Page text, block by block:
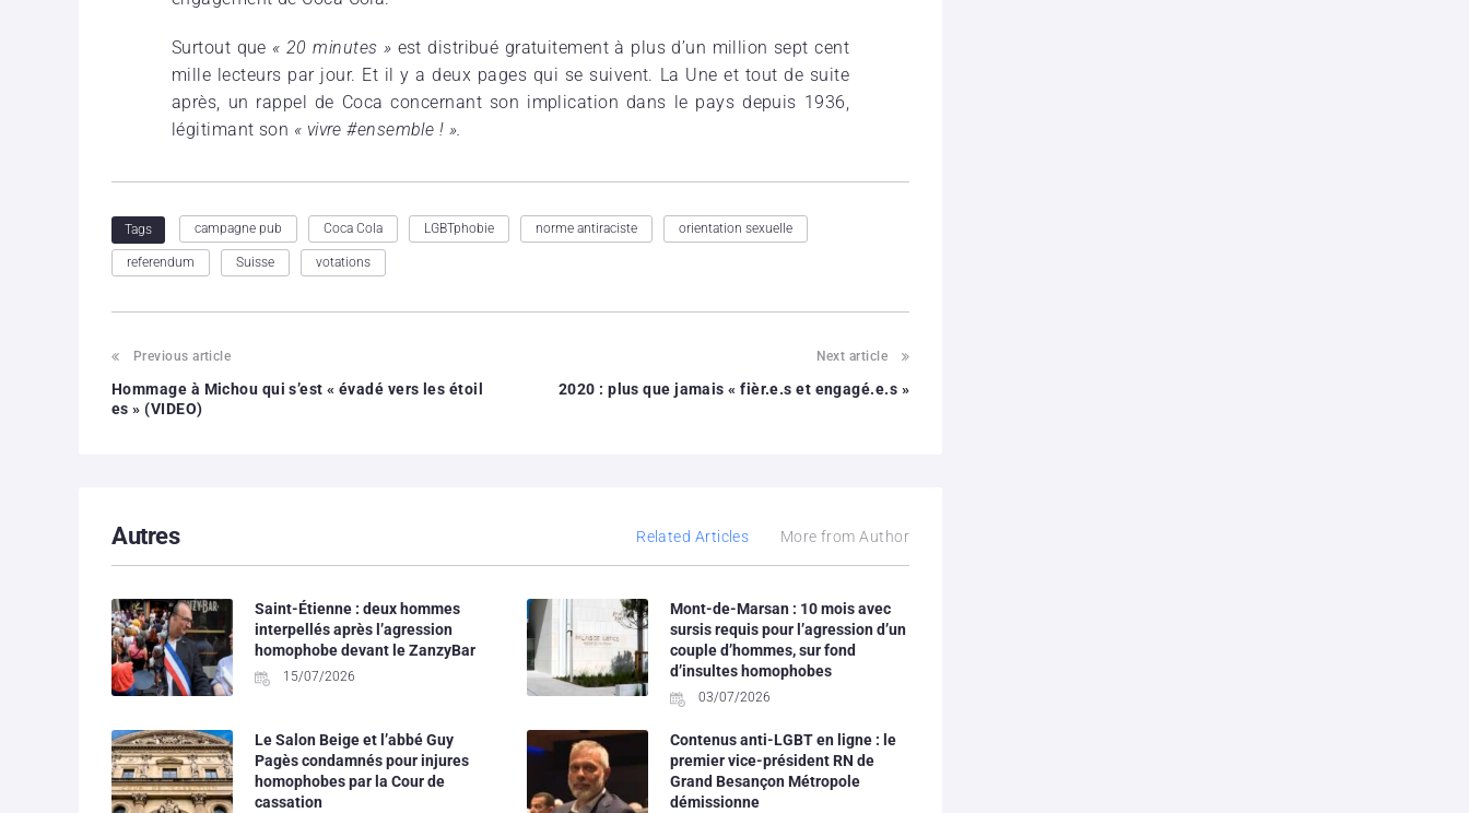
Surtout que « 20 minutes » est distribué gratuitement à plus d’un million sept cent
mille lecteurs par jour. Et il y a deux pages qui se suivent. La Une et tout de suite
après, un rappel de Coca concernant son implication dans le pays depuis 1936,
légitimant son « vivre #ensemble ! ».
Tags campagne pub Coca Cola LGBTphobie norme antiraciste orientation sexuelle
referendum Suisse votations
Previous article
Hommage à Michou qui s’est « évadé vers les étoil
es » (VIDEO)
Next article
2020 : plus que jamais « fièr.e.s et engagé.e.s »
Autres Related Articles More from Author
Saint-Étienne : deux hommes
interpellés après l’agression
homophobe devant le ZanzyBar
15/07/2026
Mont-de-Marsan : 10 mois avec
sursis requis pour l’agression d’un
couple d’hommes, sur fond
d’insultes homophobes
03/07/2026
Le Salon Beige et l’abbé Guy
Pagès condamnés pour injures
homophobes par la Cour de
cassation
Contenus anti-LGBT en ligne : le
premier vice-président RN de
Grand Besançon Métropole
démissionne